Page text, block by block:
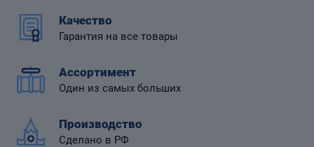
Качество
Гарантия на все товары
Ассортимент
Один из самых больших
Производство
Сделано в РФ